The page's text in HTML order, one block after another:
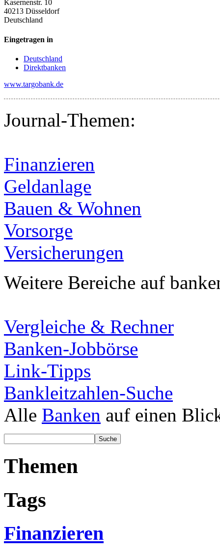
Kasernenstr. 10
40213 Düsseldorf
Deutschland
Eingetragen in
Deutschland
Direktbanken
www.targobank.de
Journal-Themen:
Finanzieren
Geldanlage
Bauen & Wohnen
Vorsorge
Versicherungen
Weitere Bereiche auf
Vergleiche & Rechner
Banken-Jobbörse
Link-Tipps
Bankleitzahlen-Suche
Alle Banken auf einen
Themen
Tags
Finanzieren